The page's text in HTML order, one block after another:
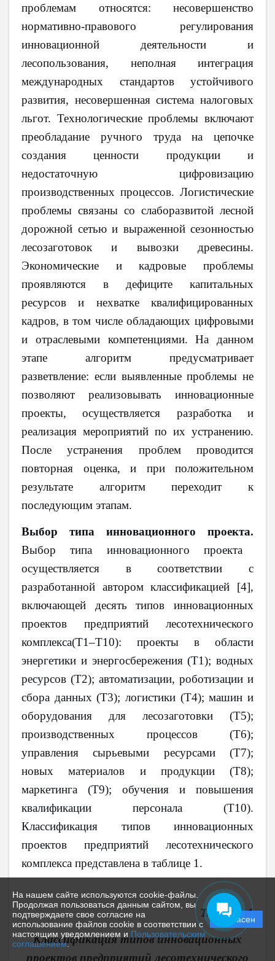
На нашем сайте используются cookie-файлы.
Продолжая пользоваться данным сайтом, вы
подтверждаете свое согласие на
использование файлов cookie в соответствии с
настоящим уведомлением и Пользовательским
соглашением.
Согласен
проблемам относятся: несовершенство
нормативно-правового регулирования
инновационной деятельности и
лесопользования, неполная интеграция
международных стандартов устойчивого
развития, несовершенная система налоговых
льгот. Технологические проблемы включают
преобладание ручного труда на цепочке
создания ценности продукции и
недостаточную цифровизацию
производственных процессов. Логистические
проблемы связаны со слаборазвитой лесной
дорожной сетью и выраженной сезонностью
лесозаготовок и вывозки древесины.
Экономические и кадровые проблемы
проявляются в дефиците капитальных
ресурсов и нехватке квалифицированных
кадров, в том числе обладающих цифровыми
и отраслевыми компетенциями. На данном
этапе алгоритм предусматривает
разветвление: если выявленные проблемы не
позволяют реализовывать инновационные
проекты, осуществляется разработка и
реализация мероприятий по их устранению.
После устранения проблем проводится
повторная оценка, и при положительном
результате алгоритм переходит к
последующим этапам.
Выбор типа инновационного проекта.
Выбор типа инновационного проекта
осуществляется в соответствии с
разработанной автором классификацией [4],
включающей десять типов инновационных
проектов предприятий лесотехнического
комплекса(Т1–Т10): проекты в области
энергетики и энергосбережения (Т1); водных
ресурсов (Т2); автоматизации, роботизации и
сбора данных (Т3); логистики (Т4); машин и
оборудования для лесозаготовки (Т5);
производственных процессов (Т6);
управления сырьевыми ресурсами (Т7);
новых материалов и продукции (Т8);
маркетинга (Т9); обучения и повышения
квалификации персонала (Т10).
Классификация типов инновационных
проектов предприятий лесотехнического
комплекса представлена в таблице 1.
Таблица 1
Классификация типов инновационных
проектов предприятий лесотехнического